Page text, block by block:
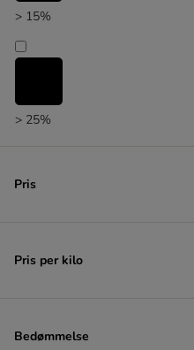
> 15%
> 25%
Pris
Pris per kilo
Bedømmelse